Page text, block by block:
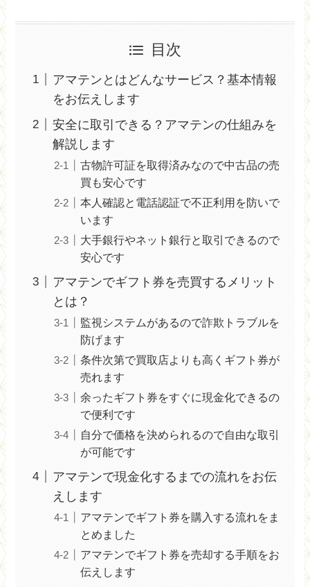
目次
アマテンとはどんなサービス？基本情報
をお伝えします
安全に取引できる？アマテンの仕組みを
解説します
古物許可証を取得済みなので中古品の売
買も安心です
本人確認と電話認証で不正利用を防いで
います
大手銀行やネット銀行と取引できるので
安心です
アマテンでギフト券を売買するメリット
とは？
監視システムがあるので詐欺トラブルを
防げます
条件次第で買取店よりも高くギフト券が
売れます
余ったギフト券をすぐに現金化できるの
で便利です
自分で価格を決められるので自由な取引
が可能です
アマテンで現金化するまでの流れをお伝
えします
アマテンでギフト券を購入する流れをま
とめました
アマテンでギフト券を売却する手順をお
伝えします